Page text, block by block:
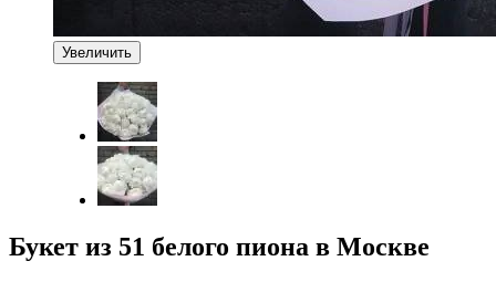
Увеличить
Букет из 51 белого пиона в Москве